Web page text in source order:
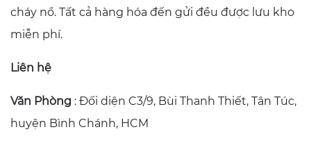
cháy nổ. Tất cả hàng hóa đến gửi đều được lưu kho
miễn phí.
Liên hệ
Văn Phòng : Đối diện C3/9, Bùi Thanh Thiết, Tân Túc,
huyện Bình Chánh, HCM